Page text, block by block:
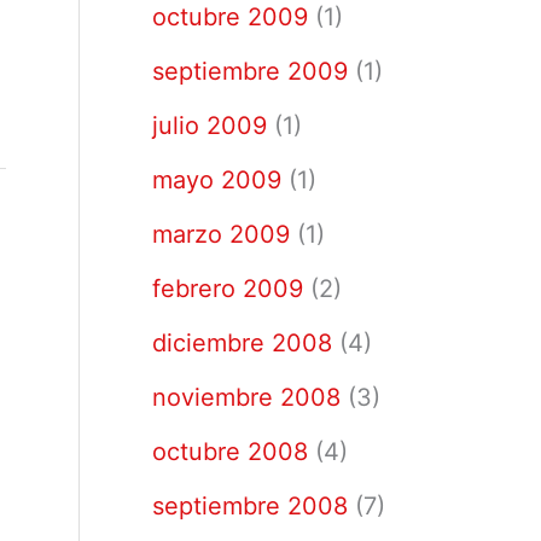
octubre 2009 (1)
septiembre 2009 (1)
julio 2009 (1)
mayo 2009 (1)
marzo 2009 (1)
febrero 2009 (2)
diciembre 2008 (4)
noviembre 2008 (3)
octubre 2008 (4)
septiembre 2008 (7)